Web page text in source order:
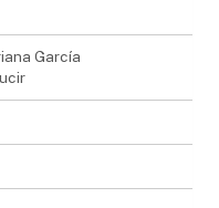
García